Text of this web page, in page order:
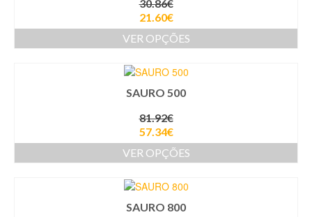
30.86€
21.60€
VER OPÇÕES
SAURO 500
81.92€
57.34€
VER OPÇÕES
SAURO 800